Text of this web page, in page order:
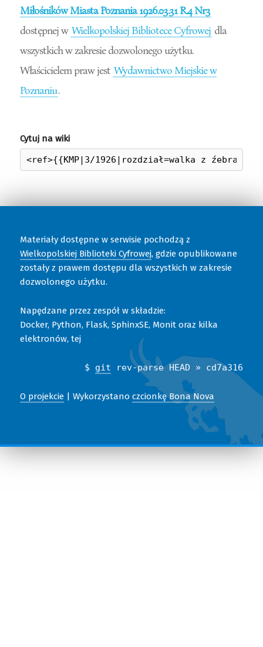
Miłośników Miasta Poznania 1926.03.31 R.4 Nr3
dostępnej w Wielkopolskiej Bibliotece Cyfrowej dla
wszystkich w zakresie dozwolonego użytku.
Właścicielem praw jest Wydawnictwo Miejskie w
Poznaniu.
Cytuj na wiki
Materiały dostępne w serwisie pochodzą z
Wielkopolskiej Biblioteki Cyfrowej, gdzie opublikowane
zostały z prawem dostępu dla wszystkich w zakresie
dozwolonego użytku.
Napędzane przez zespół w składzie:
Docker, Python, Flask, SphinxSE, Monit oraz kilka
elektronów, tej
$ git rev-parse HEAD » cd7a316
O projekcie| Wykorzystano czcionkę Bona Nova